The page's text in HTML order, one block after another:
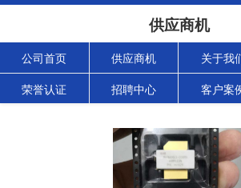
供应商机
公司首页 供应商机 关于我
荣誉认证 招聘中心 客户案